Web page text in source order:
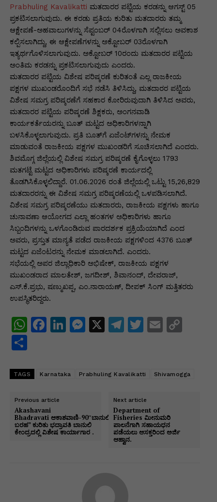
Prabhuling Kavalikatti ಮತದಾರರ ಪಟ್ಟಿಯ ಕರಡನ್ನು ಆಗಸ್ಟ್‌ 05
ಪ್ರಕಟಿಸಲಾಗುವುದು. ಈ ಕರಡು ಪ್ರತಿಯ ಕುರಿತು ಮತದಾರರು ತಮ್ಮ
ಆಕ್ಷೇಪಣೆ-ಅಹವಾಲುಗಳನ್ನು ಸೆಪ್ಟಂಬರ್‌ 04ರೊಳಗಾಗಿ ಸಲ್ಲಿಸಲು ಅವಕಾಶ
ಕಲ್ಪಿಸಲಾಗಿದ್ದು, ಈ ಆಕ್ಷೇಪಣೆಗಳನ್ನು ಅಕ್ಟೋಬರ್‌ 03ರೊಳಗಾಗಿ
ಇತ್ಯರ್ಥಗೊಳಿಸಲಾಗುವುದು. ಅಕ್ಟೋಬರ್‌ 10ರಂದು ಮತದಾರರ ಪಟ್ಟಿಯ
ಅಂತಿಮ ಕರಡನ್ನು ಪ್ರಕಟಿಸಲಾಗುವುದು ಎಂದರು.
ಮತದಾರರ ಪಟ್ಟಿಯ ವಿಶೇಷ ಪರಿಷ್ಕರಣೆ ಕುರಿತಂತೆ ಎಲ್ಲ ರಾಜಕೀಯ
ಪಕ್ಷಗಳ ಮುಖಂಡರೊಂದಿಗೆ ಸಭೆ ನಡೆಸಿ ತಿಳಿಸಿದ್ದು, ಮತದಾರರ ಪಟ್ಟಿಯ
ವಿಶೇಷ ಸಮಗ್ರ ಪರಿಷ್ಕರಣೆಗೆ ಸಹಕಾರ ಕೋರಿರುವುದಾಗಿ ತಿಳಿಸಿದ ಅವರು,
ಮತದಾರರ ಪಟ್ಟಿಯ ಪರಿಷ್ಕರಣೆ ಶಿಕ್ಷಕರು, ಅಂಗನವಾಡಿ
ಕಾರ್ಯಕರ್ತೆಯರನ್ನು ಬೂತ್ ಮಟ್ಟದ ಅಧಿಕಾರಿಗಳನ್ನಾಗಿ
ಬಳಸಿಕೊಳ್ಳಲಾಗುವುದು. ಪ್ರತಿ ಬೂತ್‌ಗೆ ಏಜೆಂಟ್‌ಗಳನ್ನು ನೇಮಕ
ಮಾಡುವಂತೆ ರಾಜಕೀಯ ಪಕ್ಷಗಳ ಮುಖಂಡರಿಗೆ ಸೂಚಿಸಲಾಗಿದೆ ಎಂದರು.
ಶಿವಮೊಗ್ಗ ಜಿಲ್ಲೆಯಲ್ಲಿ ವಿಶೇಷ ಸಮಗ್ರ ಪರಿಷ್ಕರಣೆ ಕೈಗೊಳ್ಳಲು 1793
ಮತಗಟ್ಟೆ ಮಟ್ಟದ ಅಧಿಕಾರಿಗಳು ಪರಿಷ್ಕರಣೆ ಕಾರ್ಯದಲ್ಲಿ
ತೊಡಗಿಸಿಕೊಳ್ಳಲಿದ್ದಾರೆ. 01.06.2026 ರಂತೆ ಜಿಲ್ಲೆಯಲ್ಲಿ ಒಟ್ಟು 15,26,829
ಮತದಾರರನ್ನು ಈ ವಿಶೇಷ ಸಮಗ್ರ ಪರಿಷ್ಕರಣೆಯಲ್ಲಿ ಒಳಪಡಿಸಲಾಗಿದೆ.
ವಿಶೇಷ ಸಮಗ್ರ ಪರಿಷ್ಕರಣೆಯು ಮತದಾರರು, ರಾಜಕೀಯ ಪಕ್ಷಗಳು ಹಾಗೂ
ಚುನಾವಣಾ ಆಯೋಗದ ಎಲ್ಲಾ ಹಂತಗಳ ಅಧಿಕಾರಿಗಳು ಹಾಗೂ
ಸಿಬ್ಬಂದಿಗಳನ್ನು ಒಳಗೊಂಡಿರುವ ಪಾರದರ್ಶಕ ಪ್ರಕ್ರಿಯೆಯಾಗಿದೆ ಎಂದ
ಅವರು, ಪ್ರಸ್ತುತ ಮಾನ್ಯತೆ ಪಡೆದ ರಾಜಕೀಯ ಪಕ್ಷಗಳಿಂದ 4376 ಬೂತ್
ಮಟ್ಟದ ಏಜೆಂಟರನ್ನು ನೇಮಕ ಮಾಡಲಾಗಿದೆ. ಎಂದರು.
ಸಭೆಯಲ್ಲಿ ಅಪರ ಜಿಲ್ಲಾಧಿಕಾರಿ ಅಭಿಷೇಕ್‌, ರಾಜಕೀಯ ಪಕ್ಷಗಳ
ಮುಖಂಡರಾದ ಮಾಲತೇಶ್‌, ಜಗದೀಶ್‌, ಶಿವಾನಂದ್‌, ದೇವರಾಜ್‌,
ಎಸ್.ಕೆ.ಪ್ರಭು, ಷಣ್ಮುಖಪ್ಪ, ಎಂ.ನಾರಾಯಣ್‌, ದೀಪಕ್‌ ಸಿಂಗ್ ಮತ್ತಿತರರು
ಉಪಸ್ಥಿತರಿದ್ದರು.
W
s
p
p
F
e
o
o
k
Li
e
M
s
g
er
X
T
gr
m
T
er
E
l
y
ar
TAGS Karnataka Prabhuling Kavalikatti Shivamogga
Previous article
Akashavani
Bhadravati ಆಕಾಶವಾಣಿ-90″ಬಾನುಲಿ
ಬರಹ” ಕುರಿತು ಭದ್ರಾವತಿ ಬಾನುಲಿ
ಕೇಂದ್ರದಲ್ಲಿ ವಿಶೇಷ ಕಾರ್ಯಾಗಾರ .
Next article
Department of
Fisheries ಮೀನುಮರಿ
ಪಾಲನೆಗಾಗಿ ಸಹಾಯಧನ
ಪಡೆಯಲು ಆಸಕ್ತರಿಂದ ಅರ್ಜಿ
ಆಹ್ವಾನ.